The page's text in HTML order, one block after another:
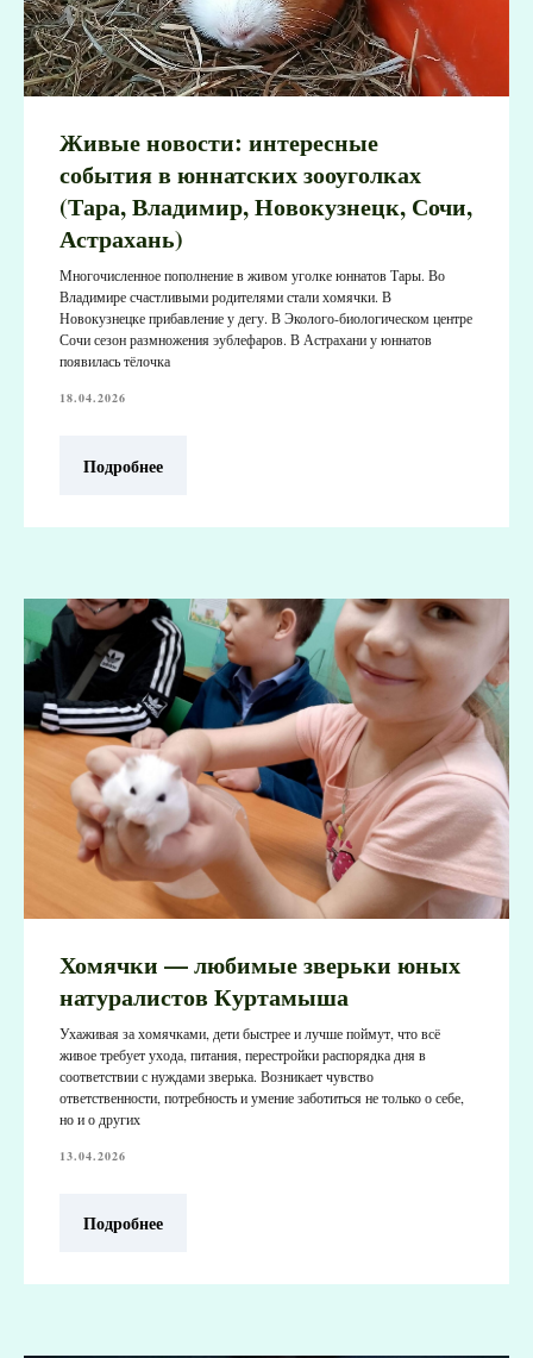
Живые новости: интересные
события в юннатских зооуголках
(Тара, Владимир, Новокузнецк, Сочи,
Астрахань)
Многочисленное пополнение в живом уголке юннатов Тары. Во
Владимире счастливыми родителями стали хомячки. В
Новокузнецке прибавление у дегу. В Эколого-биологическом центре
Сочи сезон размножения эублефаров. В Астрахани у юннатов
появилась тёлочка
18.04.2026
Подробнее
Хомячки — любимые зверьки юных
натуралистов Куртамыша
Ухаживая за хомячками, дети быстрее и лучше поймут, что всё
живое требует ухода, питания, перестройки распорядка дня в
соответствии с нуждами зверька. Возникает чувство
ответственности, потребность и умение заботиться не только о себе,
но и о других
13.04.2026
Подробнее